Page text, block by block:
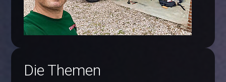
Die Themen